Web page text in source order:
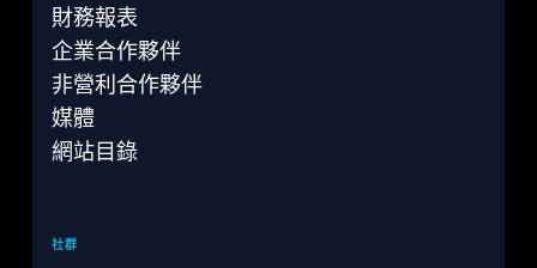
財務報表
企業合作夥伴
非營利合作夥伴
媒體
網站目錄
社群